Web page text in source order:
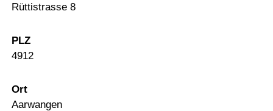
Rüttistrasse 8
PLZ
4912
Ort
Aarwangen